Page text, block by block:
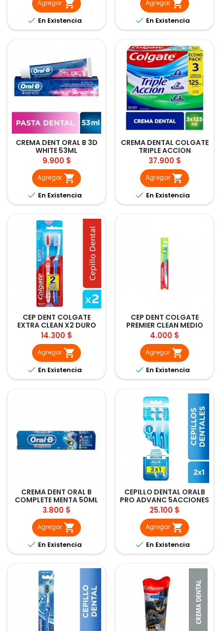
Agregar 
 En Existencia
Agregar 
 En Existencia
CREMA DENT ORAL B 3D
WHITE 53ML
Precio
9.900 $
Agregar 
 En Existencia
CREMA DENTAL COLGATE
TRIPLE ACCION
3UNDX125CC
Precio
37.900 $
Agregar 
 En Existencia
CEP DENT COLGATE
EXTRA CLEAN X2 DURO
Precio
14.300 $
Agregar 
 En Existencia
CEP DENT COLGATE
PREMIER CLEAN MEDIO
1UND
Precio
4.000 $
Agregar 
 En Existencia
CREMA DENT ORAL B
COMPLETE MENTA 50ML
Precio
3.800 $
Agregar 
 En Existencia
CEPILLO DENTAL ORALB
PRO ADVANC 5ACCIONES
2UND
Precio
25.100 $
Agregar 
 En Existencia